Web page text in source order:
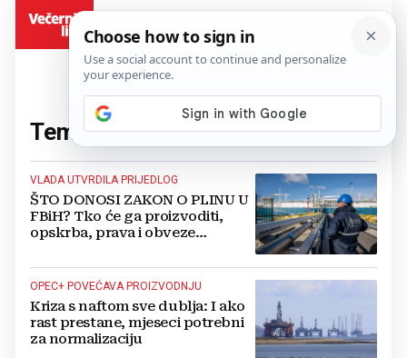
Tema:opskrba(28 članaka)
VLADA UTVRDILA PRIJEDLOG
ŠTO DONOSI ZAKON O PLINU U
FBiH? Tko će ga proizvoditi,
opskrba, prava i obveze
OPEC+ POVEĆAVA PROIZVODNJU
Kriza s naftom sve dublja: I ako
rast prestane, mjeseci potrebni
za normalizaciju